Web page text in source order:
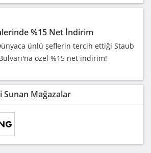
%15 Net İndirim
ünlü şeflerin tercih ettiği Staub
özel %15 net indirim!
Mağazalar